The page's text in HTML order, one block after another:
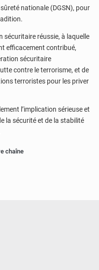
nationale (DGSN), pour
sécuritaire réussie, à laquelle
efficacement contribué,
sécuritaire
contre le terrorisme, et de
terroristes pour les priver
l’implication sérieuse et
la sécurité et de la stabilité
chaîne